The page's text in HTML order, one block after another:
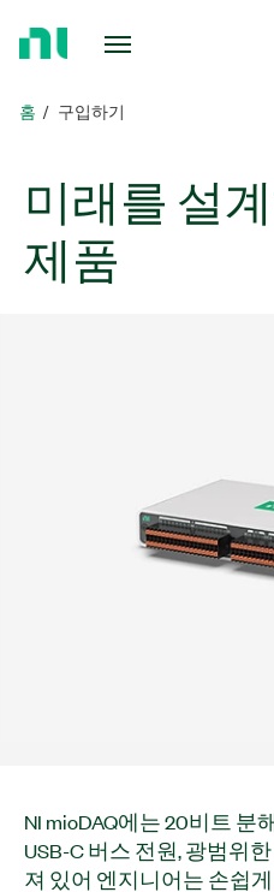
홈 구입하기
미래를 설
제품
NI mioDAQ에는 20비트 분
USB-C 버스 전원, 광범위
져 있어 엔지니어는 손쉽